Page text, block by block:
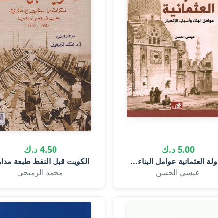
5.00 د.ك
العثمانية عوامل البناء...
عيسي الحسن
4.50 د.ك
الكويت قبل النفط طبعة
محمد الرميحي